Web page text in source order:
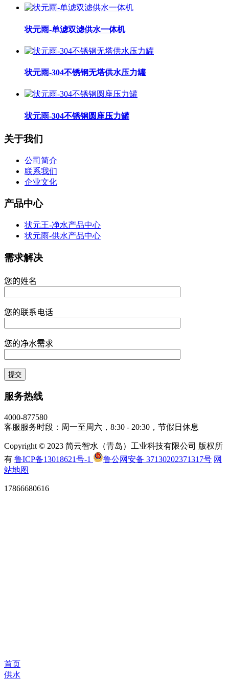
状元雨-单滤双滤供水一体机
状元雨-304不锈钢无塔供水压力罐
状元雨-304不锈钢圆座压力罐
关于我们
公司简介
联系我们
企业文化
产品中心
状元王-净水产品中心
状元雨-供水产品中心
需求解决
您的姓名
您的联系电话
您的净水需求
服务热线
4000-877580
客服服务时段：周一至周六，8:30 - 20:30，节假日休息
Copyright © 2023 简云智水（青岛）工业科技有限公司 版权所
有 鲁ICP备13018621号-1 鲁公网安备 37130202371317号 网
站地图
17866680616
首页
供水